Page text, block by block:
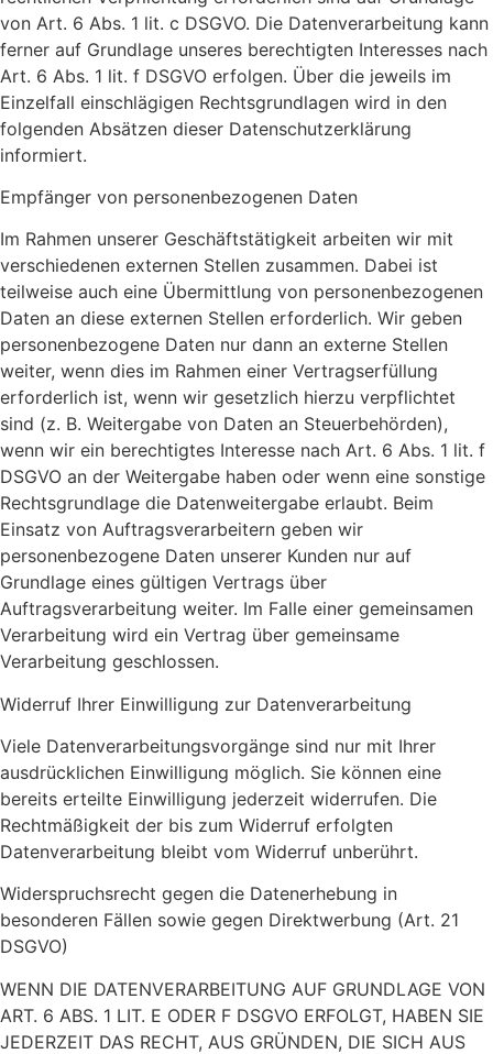
von Art. 6 Abs. 1 lit. c DSGVO. Die Datenverarbeitung kann
ferner auf Grundlage unseres berechtigten Interesses nach
Art. 6 Abs. 1 lit. f DSGVO erfolgen. Über die jeweils im
Einzelfall einschlägigen Rechtsgrundlagen wird in den
folgenden Absätzen dieser Datenschutzerklärung
informiert.
Empfänger von personenbezogenen Daten
Im Rahmen unserer Geschäftstätigkeit arbeiten wir mit
verschiedenen externen Stellen zusammen. Dabei ist
teilweise auch eine Übermittlung von personenbezogenen
Daten an diese externen Stellen erforderlich. Wir geben
personenbezogene Daten nur dann an externe Stellen
weiter, wenn dies im Rahmen einer Vertragserfüllung
erforderlich ist, wenn wir gesetzlich hierzu verpflichtet
sind (z. B. Weitergabe von Daten an Steuerbehörden),
wenn wir ein berechtigtes Interesse nach Art. 6 Abs. 1 lit. f
DSGVO an der Weitergabe haben oder wenn eine sonstige
Rechtsgrundlage die Datenweitergabe erlaubt. Beim
Einsatz von Auftragsverarbeitern geben wir
personenbezogene Daten unserer Kunden nur auf
Grundlage eines gültigen Vertrags über
Auftragsverarbeitung weiter. Im Falle einer gemeinsamen
Verarbeitung wird ein Vertrag über gemeinsame
Verarbeitung geschlossen.
Widerruf Ihrer Einwilligung zur Datenverarbeitung
Viele Datenverarbeitungsvorgänge sind nur mit Ihrer
ausdrücklichen Einwilligung möglich. Sie können eine
bereits erteilte Einwilligung jederzeit widerrufen. Die
Rechtmäßigkeit der bis zum Widerruf erfolgten
Datenverarbeitung bleibt vom Widerruf unberührt.
Widerspruchsrecht gegen die Datenerhebung in
besonderen Fällen sowie gegen Direktwerbung (Art. 21
DSGVO)
WENN DIE DATENVERARBEITUNG AUF GRUNDLAGE VON
ART. 6 ABS. 1 LIT. E ODER F DSGVO ERFOLGT, HABEN SIE
JEDERZEIT DAS RECHT, AUS GRÜNDEN, DIE SICH AUS